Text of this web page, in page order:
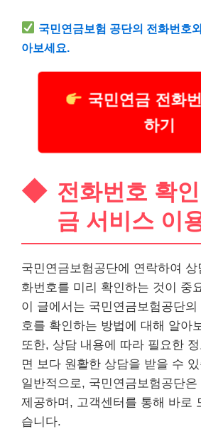
국민연금보험 공단의 전화번호
아보세요.
국민연금 전화번
하기
전화번호 확
금 서비스 이
국민연금보험공단에 연락하여
화번호를 미리 확인하는 것이 중
이 글에서는 국민연금보험공단
호를 확인하는 방법에 대해 알아
또한, 상담 내용에 따라 필요한
면 보다 원활한 상담을 받을 수
일반적으로, 국민연금보험공단
제공하며, 고객센터를 통해 바로
습니다.